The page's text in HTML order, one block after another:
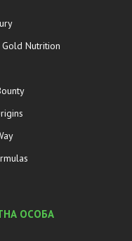
Nutrition